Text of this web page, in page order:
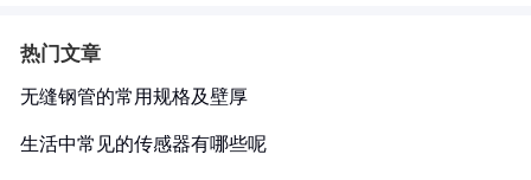
热门文章
无缝钢管的常用规格及壁厚
生活中常见的传感器有哪些呢